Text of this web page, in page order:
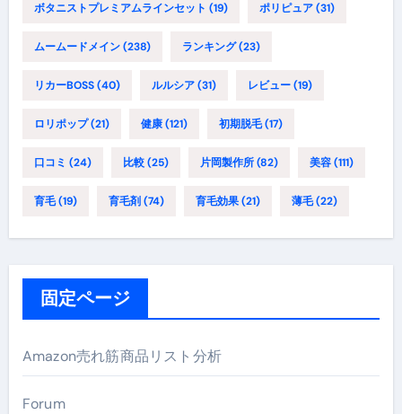
ボタニストプレミアムラインセット (19) ポリピュア(31)
ムームードメイン(238) ランキング(23)
リカーBOSS(40) ルルシア(31) レビュー(19)
ロリポップ(21) 健康(121) 初期脱毛(17)
口コミ (24) 比較(25) 片岡製作所(82) 美容(111)
育毛(19) 育毛剤 (74) 育毛効果(21) 薄毛(22)
固定ページ
Amazon売れ筋商品リスト分析
Forum